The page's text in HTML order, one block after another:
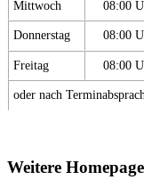
Mittwoch 08:00
Donnerstag 08:00
Freitag 08:00
oder nach
Weitere